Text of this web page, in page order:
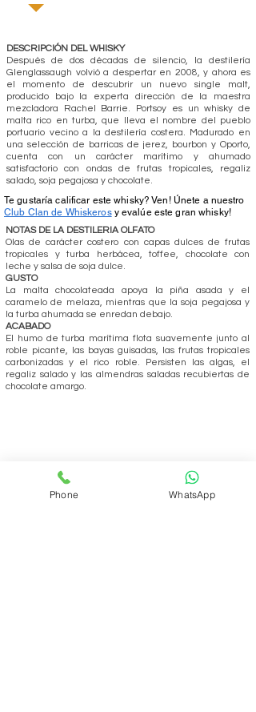
DESCRIPCIÓN DEL WHISKY
Después de dos décadas de silencio, la destilería
Glenglassaugh volvió a despertar en 2008, y ahora es
el momento de descubrir un nuevo single malt,
producido bajo la experta dirección de la maestra
mezcladora Rachel Barrie. Portsoy es un whisky de
malta rico en turba, que lleva el nombre del pueblo
portuario vecino a la destilería costera. Madurado en
una selección de barricas de jerez, bourbon y Oporto,
cuenta con un carácter marítimo y ahumado
satisfactorio con ondas de frutas tropicales, regaliz
salado, soja pegajosa y chocolate.
Te gustaría calificar este whisky? Ven! Únete a nuestro
Club Clan de Whiskerosy evalúe este gran whisky!
NOTAS DE LA DESTILERIA OLFATO
Olas de carácter costero con capas dulces de frutas
tropicales y turba herbácea, toffee, chocolate con
leche y salsa de soja dulce.
GUSTO
La malta chocolateada apoya la piña asada y el
caramelo de melaza, mientras que la soja pegajosa y
la turba ahumada se enredan debajo.
ACABADO
El humo de turba marítima flota suavemente junto al
roble picante, las bayas guisadas, las frutas tropicales
carbonizadas y el rico roble. Persisten las algas, el
regaliz salado y las almendras saladas recubiertas de
chocolate amargo.
Phone WhatsApp